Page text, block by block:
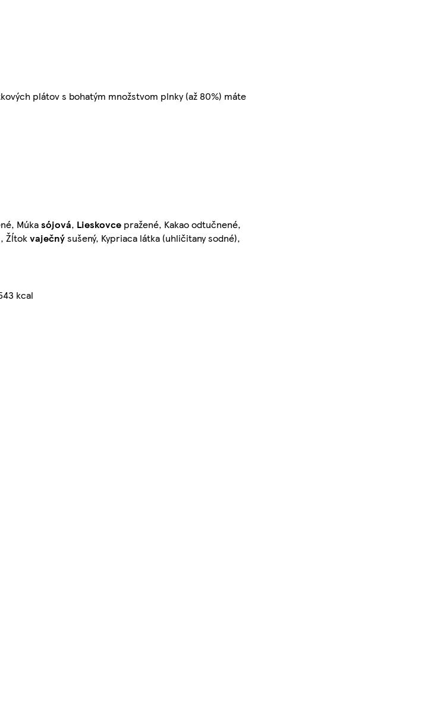
plátov s bohatým množstvom plnky (až 80%) máte
Múkasójová, Lieskovce pražené, Kakao odtučnené,
Žĺtokvaječnýsušený, Kypriaca látka (uhličitany sodné),
kcal